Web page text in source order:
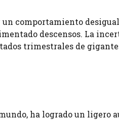
un comportamiento
descensos. La
trimestrales de
ha logrado un ligero